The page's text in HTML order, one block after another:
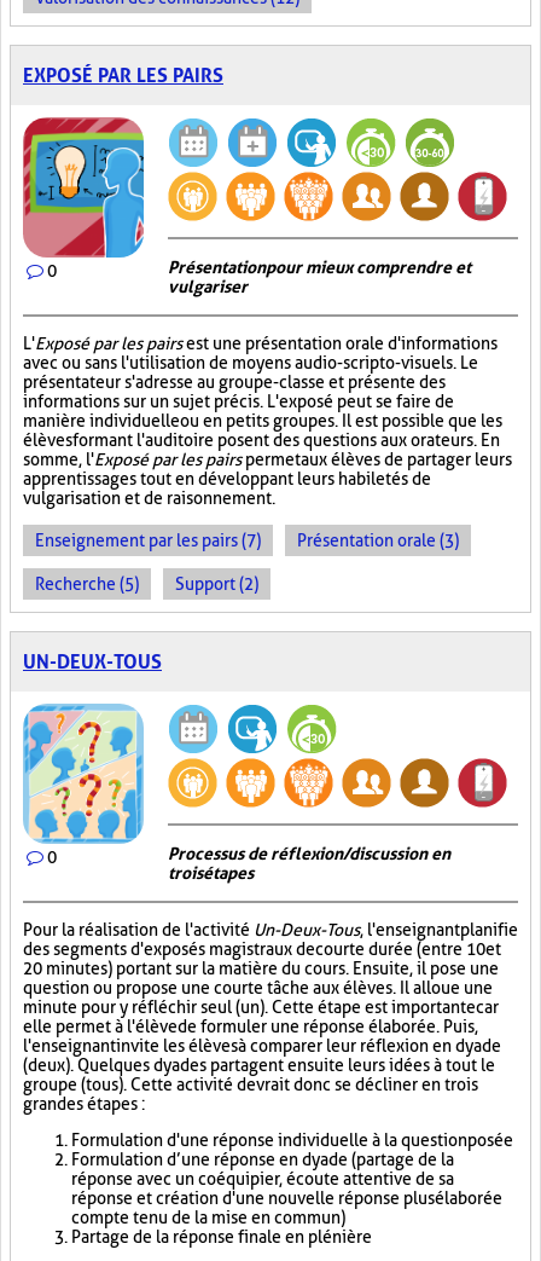
EXPOSÉ PAR LES PAIRS
0
Présentation pour mieux comprendre et
vulgariser
L'Exposé par les pairsest une présentation orale d'informations
avec ou sans l'utilisation de moyens audio-scripto-visuels. Le
présentateur s'adresse au groupe-classe et présente des
informations sur un sujet précis. L'exposé peut se faire de
manière individuelle ou en petits groupes. Il est possible que les
élèves formant l'auditoire posent des questions aux orateurs. En
somme, l'Exposé par les pairspermet aux élèves de partager leurs
apprentissages tout en développant leurs habiletés de
vulgarisation et de raisonnement.
Enseignement par les pairs (7) Présentation orale (3)
Recherche (5) Support (2)
UN-DEUX-TOUS
0
Processus de réflexion/discussion en
trois étapes
Pour la réalisation de l'activité Un-Deux-Tous, l'enseignant planifie
des segments d'exposés magistraux de courte durée (entre 10 et
20 minutes) portant sur la matière du cours. Ensuite, il pose une
question ou propose une courte tâche aux élèves. Il alloue une
minute pour y réfléchir seul (un). Cette étape est importante car
elle permet à l'élève de formuler une réponse élaborée. Puis,
l'enseignant invite les élèves à comparer leur réflexion en dyade
(deux). Quelques dyades partagent ensuite leurs idées à tout le
groupe (tous). Cette activité devrait donc se décliner en trois
grandes étapes :
Formulation d'une réponse individuelle à la question posée
Formulation d’une réponse en dyade (partage de la
réponse avec un coéquipier, écoute attentive de sa
réponse et création d'une nouvelle réponse plus élaborée
compte tenu de la mise en commun)
Partage de la réponse finale en plénière